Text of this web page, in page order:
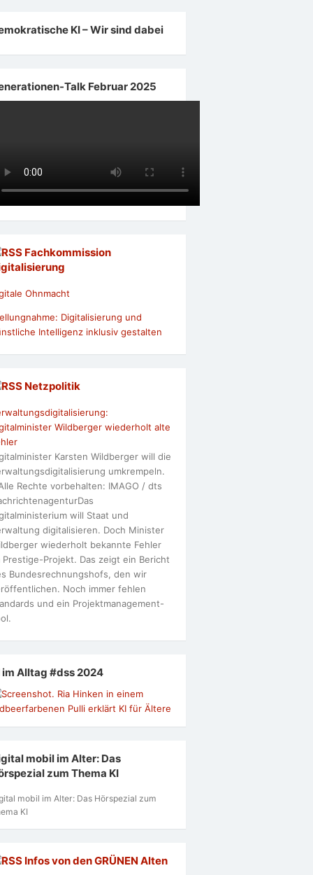
KI – Wir sind dabei
Talk Februar 2025
Fachkommission
Ohnmacht
Digitalisierung und
Intelligenz inklusiv gestalten
Netzpolitik
Wildberger wiederholt alte
Karsten Wildberger will die
umkrempeln.
Rechte vorbehalten: IMAGO / dts
will Staat und
digitalisieren. Doch Minister
wiederholt bekannte Fehler
Prestige-Projekt. Das zeigt ein Bericht
Bundesrechnungshofs, den wir
Noch immer fehlen
und ein Projektmanagement-
im Alltag #dss 2024
mobil im Alter: Das
zum Thema KI
mobil im Alter: Das Hörspezial zum
KI
Infos von den GRÜNEN Alten